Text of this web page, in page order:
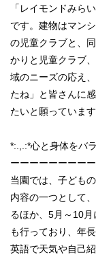
「レイモンドみら
です。建物はマン
の児童クラブと、
かりと児童クラブ
域のニーズの応え
たね」と皆さんに
たいと願っています
*:.,.:*心と身体をバ
ーーーーーーーー
当園では、子ども
内容の一つとして
るほか、5月～10
も行っており、年
英語で天気や自己